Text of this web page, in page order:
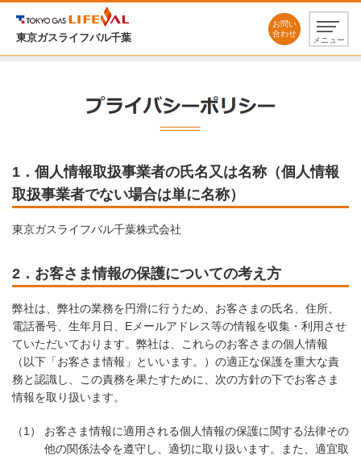
東京ガスライフバル千葉
お問い
合わせ
メニュー
1．個人情報取扱事業者の氏名又は名称（個人情報
取扱事業者でない場合は単に名称）
東京ガスライフバル千葉株式会社
2．お客さま情報の保護についての考え方
弊社は、弊社の業務を円滑に行うため、お客さまの氏名、住所、
電話番号、生年月日、Eメールアドレス等の情報を収集・利用させ
ていただいております。弊社は、これらのお客さまの個人情報
（以下「お客さま情報」といいます。）の適正な保護を重大な責
務と認識し、この責務を果たすために、次の方針の下でお客さま
情報を取り扱います。
（1）
お客さま情報に適用される個人情報の保護に関する法律その
他の関係法令を遵守し、適切に取り扱います。また、適宜取